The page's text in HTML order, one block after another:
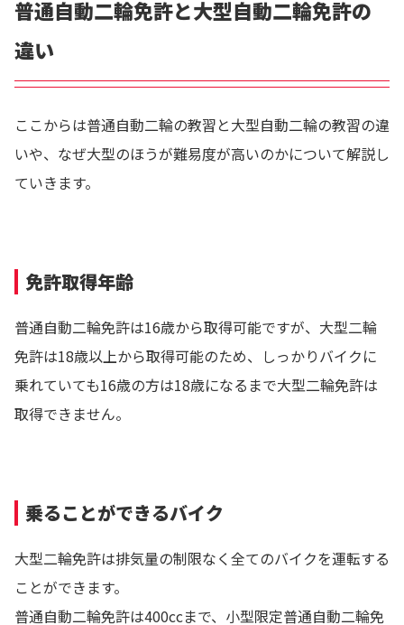
普通自動二輪免許と大型自動二輪免許の
違い
ここからは普通自動二輪の教習と大型自動二輪の教習の違
いや、なぜ大型のほうが難易度が高いのかについて解説し
ていきます。
免許取得年齢
普通自動二輪免許は16歳から取得可能ですが、大型二輪
免許は18歳以上から取得可能のため、しっかりバイクに
乗れていても16歳の方は18歳になるまで大型二輪免許は
取得できません。
乗ることができるバイク
大型二輪免許は排気量の制限なく全てのバイクを運転する
ことができます。
普通自動二輪免許は400ccまで、小型限定普通自動二輪免